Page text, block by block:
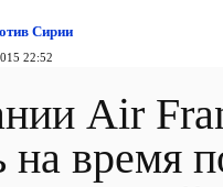
Сирии
22:52
Air
на время